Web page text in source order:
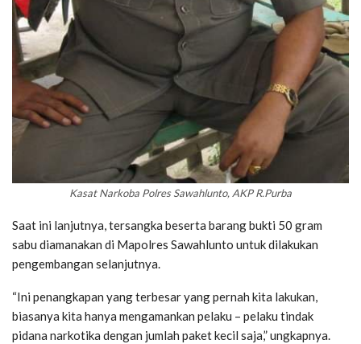
Kasat Narkoba Polres Sawahlunto, AKP R.Purba
Saat ini lanjutnya, tersangka beserta barang bukti 50 gram
sabu diamanakan di Mapolres Sawahlunto untuk dilakukan
pengembangan selanjutnya.
“Ini penangkapan yang terbesar yang pernah kita lakukan,
biasanya kita hanya mengamankan pelaku – pelaku tindak
pidana narkotika dengan jumlah paket kecil saja,” ungkapnya.